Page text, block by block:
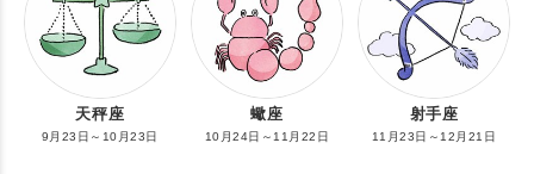
天秤座
9月23日～10月23日
蠍座
10月24日～11月22日
射手座
11月23日～12月21日